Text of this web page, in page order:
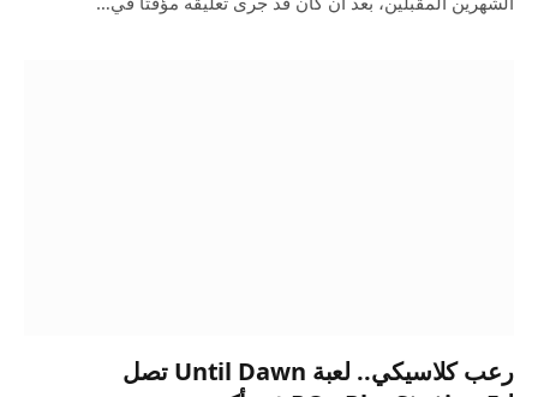
رعب كلاسيكي.. لعبة Until Dawn تصل